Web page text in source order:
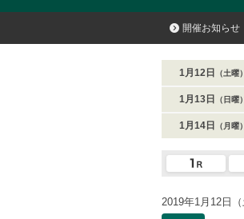
開催お知らせ
1月12日 （土曜）
1月13日 （日曜）
1月14日 （月曜）
2019年1月12日